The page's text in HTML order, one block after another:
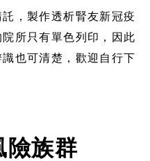
，製作透析腎友新冠疫
所只有單色列印，因此
也可清楚，歡迎自行下
險族群